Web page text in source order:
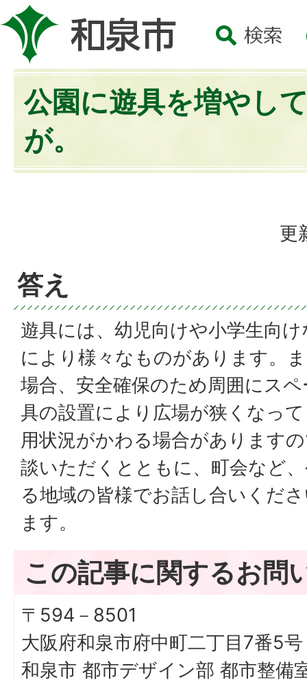
公園に遊具を増やし
が。
更
答え
遊具には、幼児向けや小学生向
により様々なものがあります。
場合、安全確保のため周囲にス
具の設置により広場が狭くなっ
用状況がかわる場合があります
談いただくとともに、町会など
る地域の皆様でお話し合いくだ
ます。
この記事に関するお問
〒594－8501
大阪府和泉市府中町二丁目7番5号
和泉市 都市デザイン部 都市整備